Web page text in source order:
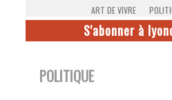
ART DE VIVRE
S'abonner à
POLITIQUE